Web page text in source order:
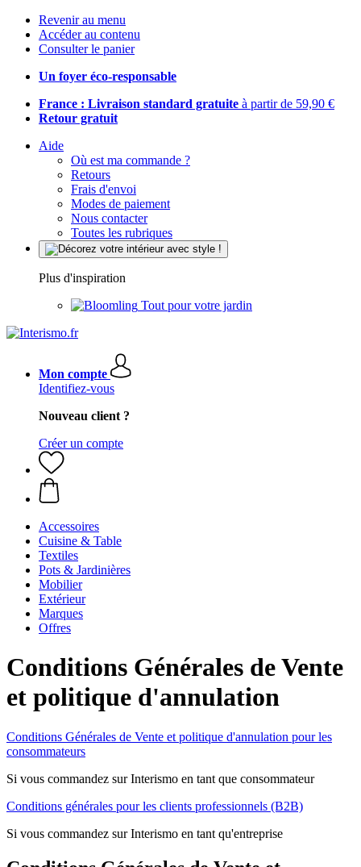
Revenir au menu
Accéder au contenu
Consulter le panier
Un foyer éco-responsable
France : Livraison standard gratuite à partir de 59,90 €
Retour gratuit
Aide
Où est ma commande ?
Retours
Frais d'envoi
Modes de paiement
Nous contacter
Toutes les rubriques
Plus d'inspiration
Tout pour votre jardin
Mon compte
Identifiez-vous
Nouveau client ?
Créer un compte
Accessoires
Cuisine & Table
Textiles
Pots & Jardinières
Mobilier
Extérieur
Marques
Offres
Conditions Générales de Vente
et politique d'annulation
Conditions Générales de Vente et politique d'annulation pour les
consommateurs
Si vous commandez sur Interismo en tant que consommateur
Conditions générales pour les clients professionnels (B2B)
Si vous commandez sur Interismo en tant qu'entreprise